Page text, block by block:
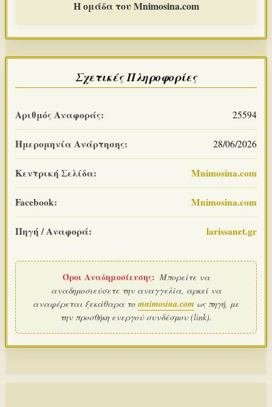
Η ομάδα του Mnimosina.com
Σχετικές Πληροφορίες
Αριθμός Αναφοράς: 25594
Ημερομηνία Ανάρτησης: 28/06/2026
Κεντρική Σελίδα: Mnimosina.com
Facebook: Mnimosina.com
Πηγή / Αναφορά: larissanet.gr
Όροι Αναδημοσίευσης: Μπορείτε να
αναδημοσιεύσετε την αναγγελία, αρκεί να
αναφέρεται ξεκάθαρα το mnimosina.com ως πηγή, με
την προσθήκη ενεργού συνδέσμου (link).